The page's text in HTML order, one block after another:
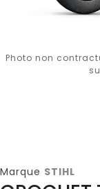
Photo non
Marque STIHL